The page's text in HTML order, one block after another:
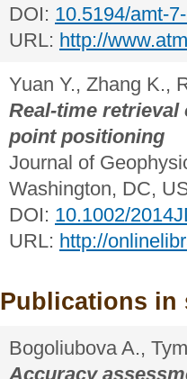
DOI: 10.5194/amt-
URL: http://
Yuan Y., Zhang K.,
Real-time
point positioning
Journal of
Washington, DC,
DOI: 10.1002/
URL: http://
Publications
Bogoliubova A.,
Accuracy